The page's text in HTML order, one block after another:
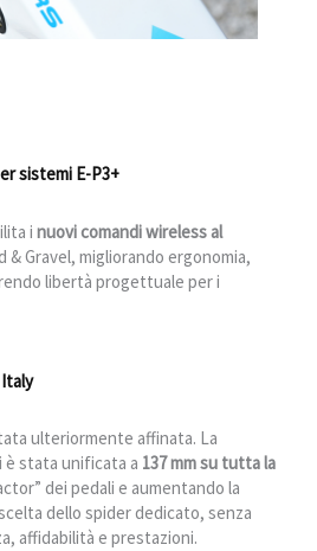
sistemi E-P3+
i nuovi comandi wireless al
& Gravel, migliorando ergonomia,
libertà progettuale per i
ulteriormente affinata. La
è stata unificata a 137 mm su tutta la
dei pedali e aumentando la
dello spider dedicato, senza
affidabilità e prestazioni.